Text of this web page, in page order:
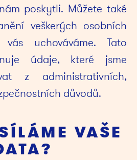
poskytli. Můžete také
veškerých osobních
uchováváme. Tato
údaje, které jsme
z administrativních,
důvodů.
VAŠE